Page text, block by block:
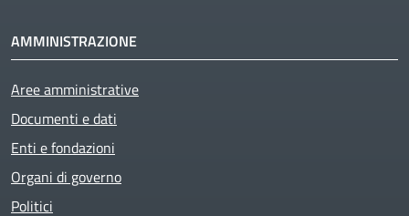
AMMINISTRAZIONE
Aree amministrative
Documenti e dati
Enti e fondazioni
Organi di governo
Politici